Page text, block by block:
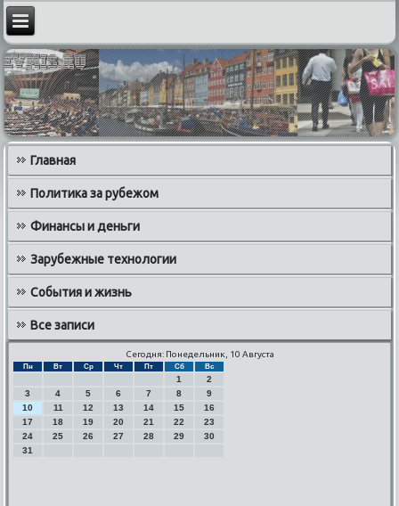
Главная
Политика за рубежом
Финансы и деньги
Зарубежные технологии
События и жизнь
Все записи
Сегодня: Понедельник, 10 Августа
Пн Вт Ср Чт Пт Сб Вс
1
2
3
4 5 6 7 8
9
10
11 12 13 14 15
16
17
18 19 20 21 22
23
24
25 26 27 28 29
30
31